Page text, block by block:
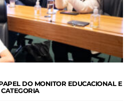
DO MONITOR EDUCACIONAL E